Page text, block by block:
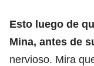
Esto luego de
Mina, antes de
nervioso. Mira